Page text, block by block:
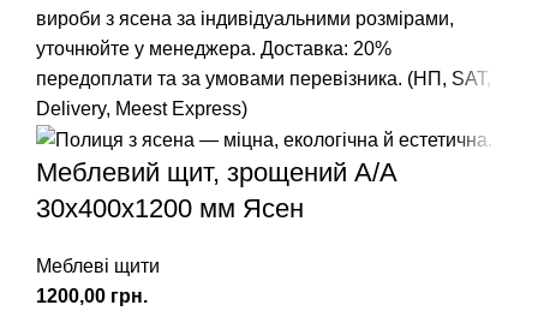
вироби з ясена за індивідуальними розмірами,
уточнюйте у менеджера. Доставка: 20%
передоплати та за умовами перевізника. (НП, SAT,
Delivery, Meest Express)
Меблевий щит, зрощений A/А
30х400х1200 мм Ясен
Меблеві щити
грн.